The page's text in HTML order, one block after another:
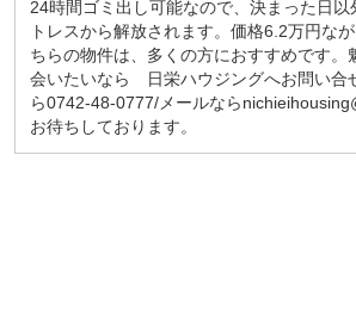
24時間ゴミ出し可能なので、決まった日以
トレスから解放されます。価格6.2万円な
ちらの物件は、多くの方におすすめです。
会いたいなら 日栄ハウジングへお問い合
ら0742-48-0777/メールなら
お待ちしております。